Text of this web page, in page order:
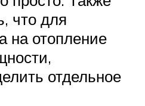
что для
на отопление
отдельное